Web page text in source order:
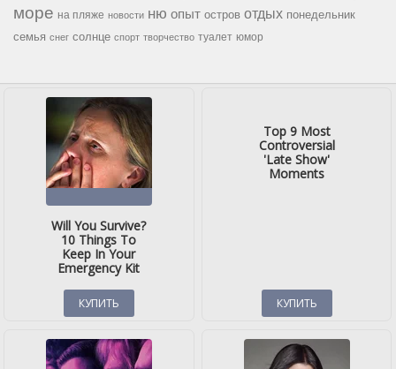
море на пляже новости ню опыт остров отдых понедельник
семья снег солнце спорт творчество туалет юмор